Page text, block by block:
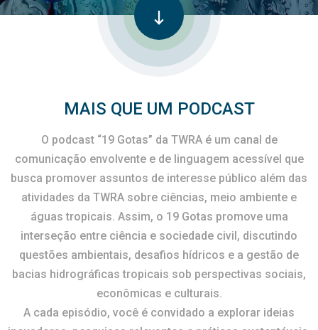
MAIS QUE UM PODCAST
O podcast “19 Gotas” da TWRA é um canal de
comunicação envolvente e de linguagem acessível que
busca promover assuntos de interesse público além das
atividades da TWRA sobre ciências, meio ambiente e
águas tropicais. Assim, o 19 Gotas promove uma
interseção entre ciência e sociedade civil, discutindo
questões ambientais, desafios hídricos e a gestão de
bacias hidrográficas tropicais sob perspectivas sociais,
econômicas e culturais.
A cada episódio, você é convidado a explorar ideias